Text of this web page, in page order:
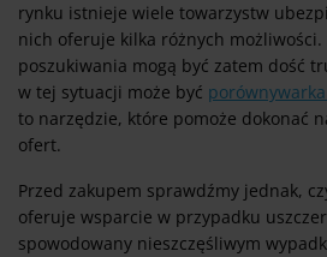
rynku istnieje wiele towarzystw
nich oferuje kilka różnych możliwości.
poszukiwania mogą być zatem dość
w tej sytuacji może być
to narzędzie, które pomoże dokonać
ofert.
Przed zakupem sprawdźmy jednak,
oferuje wsparcie w przypadku
spowodowany nieszczęśliwym